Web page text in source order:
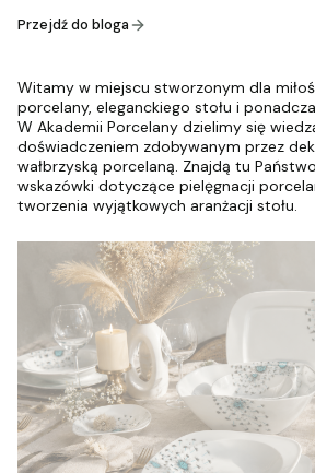
Przejdź do bloga
Witamy w miejscu stworzonym dla
porcelany, eleganckiego stołu i
W Akademii Porcelany dzielimy się
doświadczeniem zdobywanym przez
wałbrzyską porcelaną. Znajdą tu
wskazówki dotyczące pielęgnacji
tworzenia wyjątkowych aranżacji stołu.